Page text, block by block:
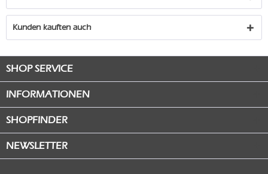
Kunden kauften auch
SHOP SERVICE
INFORMATIONEN
SHOPFINDER
NEWSLETTER